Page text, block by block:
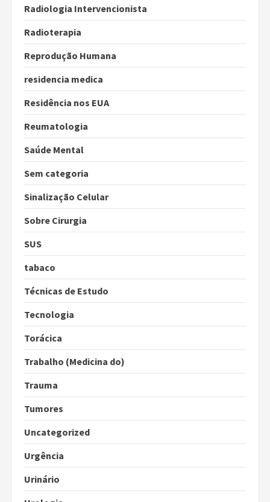
Radiologia Intervencionista
Radioterapia
Reprodução Humana
residencia medica
Residência nos EUA
Reumatologia
Saúde Mental
Sem categoria
Sinalização Celular
Sobre Cirurgia
SUS
tabaco
Técnicas de Estudo
Tecnologia
Torácica
Trabalho (Medicina do)
Trauma
Tumores
Uncategorized
Urgência
Urinário